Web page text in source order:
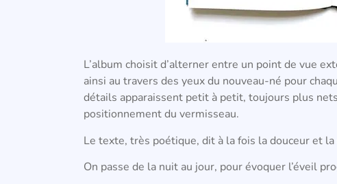
L’album choisit d’alterner entre un point de vue
ainsi au travers des yeux du nouveau-né pour
détails apparaissent petit à petit, toujours plus
positionnement du vermisseau.
Le texte, très poétique, dit à la fois la douceur et
On passe de la nuit au jour, pour évoquer l’éveil